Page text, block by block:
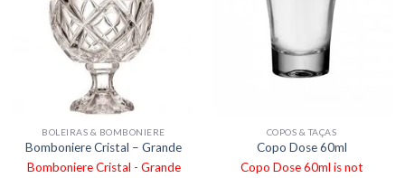
BOLEIRAS & BOMBONIERE
Bomboniere Cristal – Grande
Bomboniere Cristal - Grande
COPOS & TAÇAS
Copo Dose 60ml
Copo Dose 60ml is not